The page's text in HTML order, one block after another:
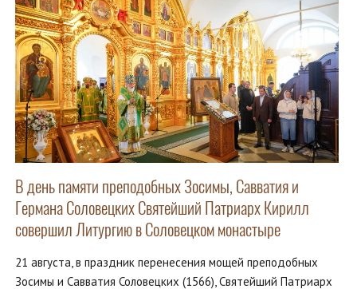
В день памяти преподобных Зосимы, Савватия и
Германа Соловецких Святейший Патриарх Кирилл
совершил Литургию в Соловецком монастыре
21 августа, в праздник перенесения мощей преподобных
Зосимы и Савватия Соловецких (1566), Святейший Патриарх